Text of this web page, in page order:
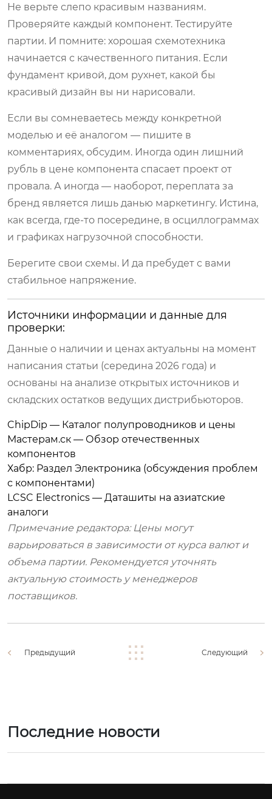
Не верьте слепо красивым названиям.
Проверяйте каждый компонент. Тестируйте
партии. И помните: хорошая схемотехника
начинается с качественного питания. Если
фундамент кривой, дом рухнет, какой бы
красивый дизайн вы ни нарисовали.
Если вы сомневаетесь между конкретной
моделью и её аналогом — пишите в
комментариях, обсудим. Иногда один лишний
рубль в цене компонента спасает проект от
провала. А иногда — наоборот, переплата за
бренд является лишь данью маркетингу. Истина,
как всегда, где-то посередине, в осциллограммах
и графиках нагрузочной способности.
Берегите свои схемы. И да пребудет с вами
стабильное напряжение.
Источники информации и данные для
проверки:
Данные о наличии и ценах актуальны на момент
написания статьи (середина 2026 года) и
основаны на анализе открытых источников и
складских остатков ведущих дистрибьюторов.
ChipDip — Каталог полупроводников и цены
Мастерам.ск — Обзор отечественных
компонентов
Хабр: Раздел Электроника (обсуждения проблем
с компонентами)
LCSC Electronics — Даташиты на азиатские
аналоги
Примечание редактора: Цены могут
варьироваться в зависимости от курса валют и
объема партии. Рекомендуется уточнять
актуальную стоимость у менеджеров
поставщиков.
Предыдущий Следующий
Последние новости